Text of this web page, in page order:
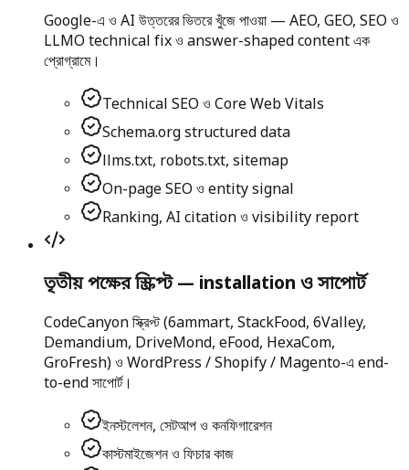
Google-এ ও AI উত্তরের ভিতরে খুঁজে পাওয়া — AEO, GEO, SEO ও
LLMO technical fix ও answer-shaped content এক
প্রোগ্রামে।
Technical SEO ও Core Web Vitals
Schema.org structured data
llms.txt, robots.txt, sitemap
On-page SEO ও entity signal
Ranking, AI citation ও visibility report
তৃতীয় পক্ষের স্ক্রিপ্ট — installation ও সাপোর্ট
CodeCanyon স্ক্রিপ্ট (6ammart, StackFood, 6Valley,
Demandium, DriveMond, eFood, HexaCom,
GroFresh) ও WordPress / Shopify / Magento-এ end-
to-end সাপোর্ট।
ইনস্টলেশন, সেটআপ ও কনফিগারেশন
কাস্টমাইজেশন ও ফিচার কাজ